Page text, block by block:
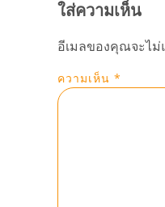
ใส่ความเห็น
อีเมลของคุณจะไ
ความเห็น *